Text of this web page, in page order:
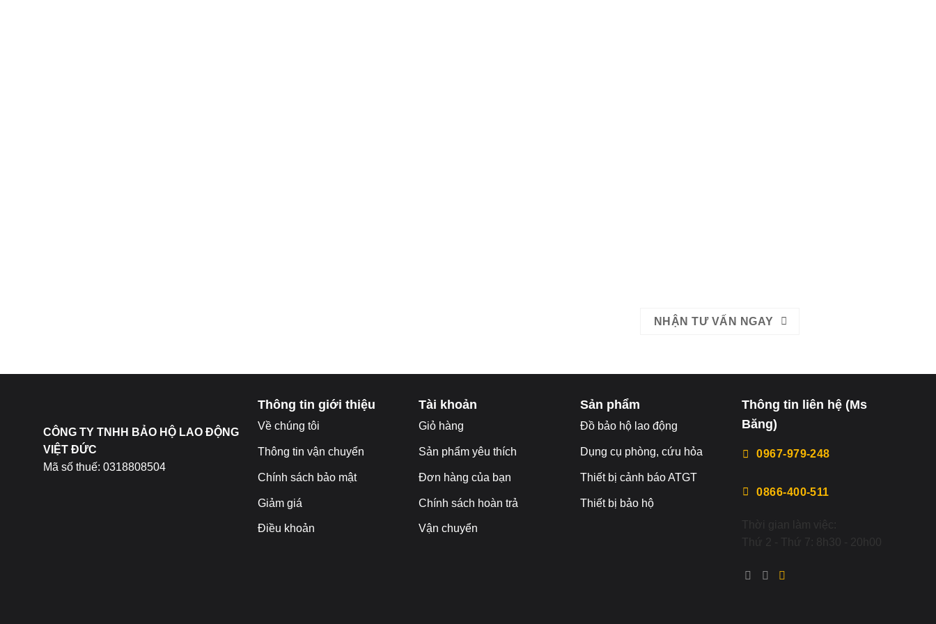
NHẬN TƯ VẤN NGAY
CÔNG TY TNHH BẢO HỘ LAO ĐỘNG
VIỆT ĐỨC
Mã số thuế: 0318808504
Thông tin giới thiệu
Về chúng tôi
Thông tin vận chuyển
Chính sách bảo mật
Giảm giá
Điều khoản
Tài khoản
Giỏ hàng
Sản phẩm yêu thích
Đơn hàng của bạn
Chính sách hoàn trả
Vận chuyển
Sản phẩm
Đồ bảo hộ lao động
Dụng cụ phòng, cứu hỏa
Thiết bị cảnh báo ATGT
Thiết bị bảo hộ
Thông tin liên hệ (Ms
Băng)
0967-979-248
0866-400-511
Thời gian làm việc:
Thứ 2 - Thứ 7: 8h30 - 20h00